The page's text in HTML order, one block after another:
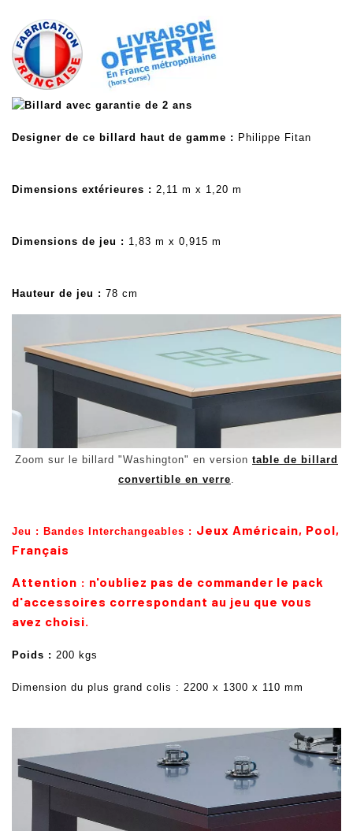
Designer de ce billard haut de gamme : Philippe Fitan
Dimensions extérieures : 2,11 m x 1,20 m
Dimensions de jeu : 1,83 m x 0,915 m
Hauteur de jeu : 78 cm
Zoom sur le billard "Washington" en version table de billard
convertible en verre.
Jeu : Bandes Interchangeables : Jeux Américain, Pool,
Français
Attention : n'oubliez pas de commander le pack
d'accessoires correspondant au jeu que vous
avez choisi.
Poids : 200 kgs
Dimension du plus grand colis : 2200 x 1300 x 110 mm